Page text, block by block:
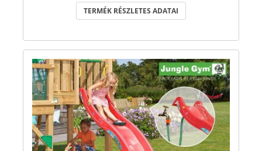
TERMÉK RÉSZLETES ADATAI